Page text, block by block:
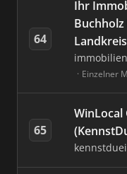
64
Ihr
Einzelner
65
WinLocal